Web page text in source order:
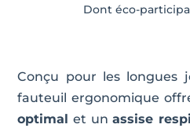
Dont éco-
Conçu pour les longues
fauteuil ergonomique
optimal et unassise